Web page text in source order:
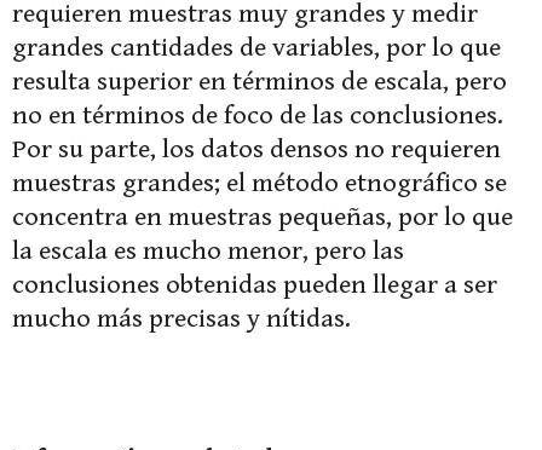
requieren muestras muy grandes y medir
grandes cantidades de variables, por lo que
resulta superior en términos de escala, pero
no en términos de foco de las conclusiones.
Por su parte, los datos densos no requieren
muestras grandes; el método etnográfico se
concentra en muestras pequeñas, por lo que
la escala es mucho menor, pero las
conclusiones obtenidas pueden llegar a ser
mucho más precisas y nítidas.